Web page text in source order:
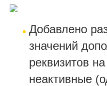
Добавлено
значений
реквизитов
неактивные